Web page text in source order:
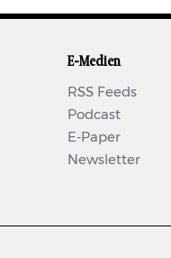
E-Medien
RSS Feeds
Podcast
E-Paper
Newsletter